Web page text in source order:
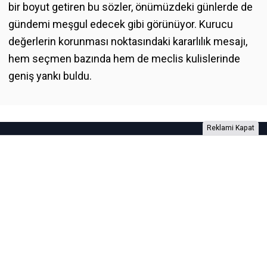
bir boyut getiren bu sözler, önümüzdeki günlerde de
gündemi meşgul edecek gibi görünüyor. Kurucu
değerlerin korunması noktasındaki kararlılık mesajı,
hem seçmen bazında hem de meclis kulislerinde
geniş yankı buldu.
Reklami Kapat